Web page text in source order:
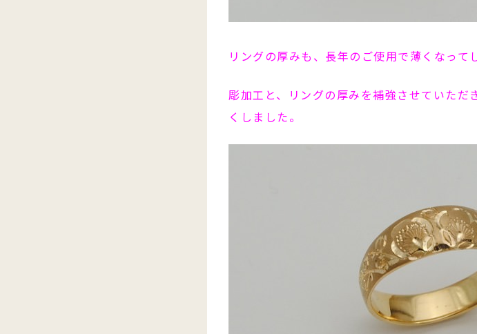
リングの厚みも、長年のご使用で薄くなっ
彫加工と、リングの厚みを補強させていた
くしました。